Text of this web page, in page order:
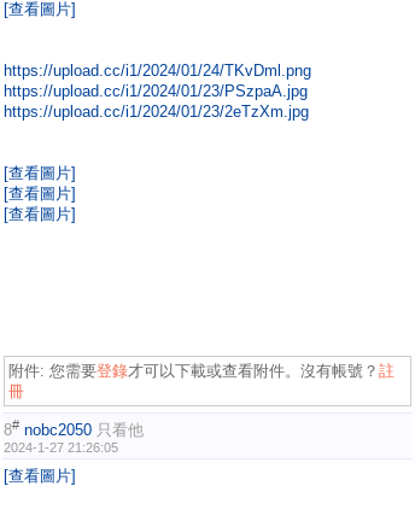
[查看圖片]
https://upload.cc/i1/2024/01/24/TKvDml.png
https://upload.cc/i1/2024/01/23/PSzpaA.jpg
https://upload.cc/i1/2024/01/23/2eTzXm.jpg
[查看圖片]
[查看圖片]
[查看圖片]
附件: 您需要登錄才可以下載或查看附件。沒有帳號？ 註
冊
8# nobc2050 只看他
2024-1-27 21:26:05
[查看圖片]